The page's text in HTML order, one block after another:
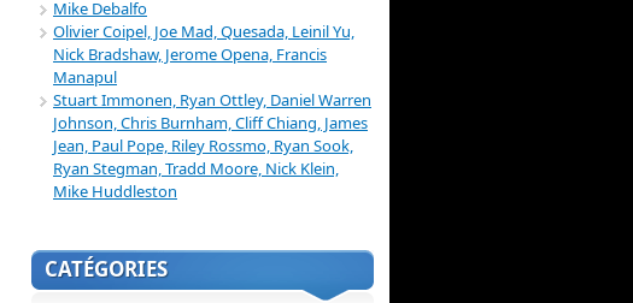
Mike Debalfo
Olivier Coipel, Joe Mad, Quesada, Leinil Yu,
Nick Bradshaw, Jerome Opena, Francis
Manapul
Stuart Immonen, Ryan Ottley, Daniel Warren
Johnson, Chris Burnham, Cliff Chiang, James
Jean, Paul Pope, Riley Rossmo, Ryan Sook,
Ryan Stegman, Tradd Moore, Nick Klein,
Mike Huddleston
CATÉGORIES